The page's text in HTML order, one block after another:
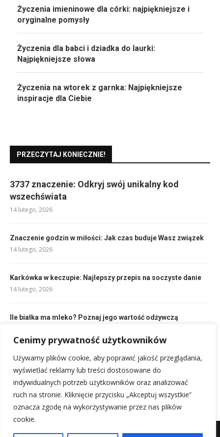
Cenimy prywatność użytkowników
Używamy plików cookie, aby poprawić jakość przeglądania,
wyświetlać reklamy lub treści dostosowane do
indywidualnych potrzeb użytkowników oraz analizować
ruch na stronie. Kliknięcie przycisku „Akceptuj wszystkie”
oznacza zgodę na wykorzystywanie przez nas plików
cookie.
Życzenia imieninowe dla córki: najpiękniejsze i
oryginalne pomysły
Życzenia dla babci i dziadka do laurki:
Najpiękniejsze słowa
Życzenia na wtorek z garnka: Najpiękniejsze
inspiracje dla Ciebie
PRZECZYTAJ KONIECZNIE!
3737 znaczenie: Odkryj swój unikalny kod
wszechświata
14 lutego, 2026
Znaczenie godzin w miłości: Jak czas buduje Wasz związek
14 lutego, 2026
Karkówka w keczupie: Najlepszy przepis na soczyste danie
14 lutego, 2026
Ile białka ma mleko? Poznaj jego wartość odżywczą
Helena znaczenie imienia: Pochodzenie, symbolika i
charakterystyka
14 lutego, 2026